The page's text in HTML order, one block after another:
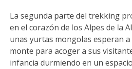
La segunda parte del trekking
en el corazón de los Alpes de la
unas yurtas mongolas esperan a
monte para acoger a sus
infancia durmiendo en un